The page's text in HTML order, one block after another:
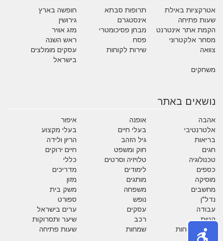
אטרקציות באילת תרופות סבתא
חופשה בארץ
שעות פתיחה
אינסטגרם
גירושין
הקמת אתר אינטרנט
מבחן פסיכומטרי
מזג אוויר
מסחר אלקטרוני
פסח
ראש השנה
צוואה
שירות לקוחות
עסקים מומלצים
בישראל
משחקים
נושאים באתר
אהבה אופנה
איפור
אלטרנטיבי
בעלי חיים
בעלי מקצוע
בריאות
גיל הזהב
הריון ולידה
חגים
חוק ומשפט
חיים ירוקים
טכנולוגיה
טלויזיה וסרטים
כללי
כספים
לימודים
מדריכים
מוסיקה
מותגים
מזון
מחשבים
משפחה
משק בית
נדל"ן
נופש
ספורט
עבודה
עסקים
ערים בישראל
קניות
רכב
שיער ותסרוקות
שירות לקוחות
שמחות
שעות פתיחה
תזונה